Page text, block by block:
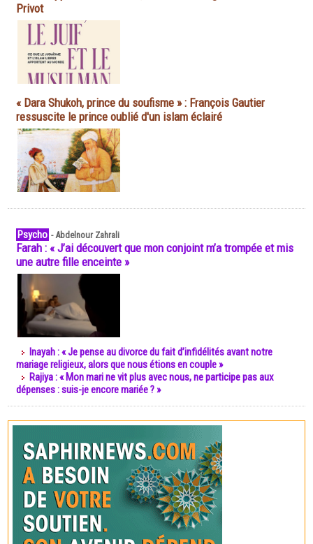
Privot
« Dara Shukoh, prince du soufisme » : François Gautier
ressuscite le prince oublié d'un islam éclairé
Psycho -Abdelnour Zahrali
Farah : « J’ai découvert que mon conjoint m’a trompée et mis
une autre fille enceinte »
Inayah : « Je pense au divorce du fait d’infidélités avant notre
mariage religieux, alors que nous étions en couple »
Rajiya : « Mon mari ne vit plus avec nous, ne participe pas aux
dépenses : suis-je encore mariée ? »